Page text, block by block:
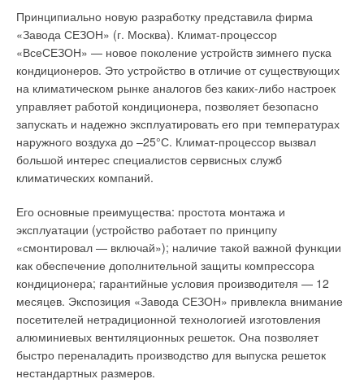
Принципиально новую разработку представила фирма
«Завода СЕЗОН» (г. Москва). Климат-процессор
«ВсеСЕЗОН» — новое поколение устройств зимнего пуска
кондиционеров. Это устройство в отличие от существующих
на климатическом рынке аналогов без каких-либо настроек
управляет работой кондиционера, позволяет безопасно
запускать и надежно эксплуатировать его при температурах
наружного воздуха до –25°С. Климат-процессор вызвал
большой интерес специалистов сервисных служб
климатических компаний.
Его основные преимущества: простота монтажа и
эксплуатации (устройство работает по принципу
«смонтировал — включай»); наличие такой важной функции
как обеспечение дополнительной защиты компрессора
кондиционера; гарантийные условия производителя — 12
месяцев. Экспозиция «Завода СЕЗОН» привлекла внимание
посетителей нетрадиционной технологией изготовления
алюминиевых вентиляционных решеток. Она позволяет
быстро переналадить производство для выпуска решеток
нестандартных размеров.
сильно охлаждается из-за подсоса холодного воздуха. Для
устранения этого явления применяют дополнительный
подогрев в нижней части, представляющий из себя
дополнительные линии кабеля в нижней части трубы.
В случае, когда водосточные трубы проходят внутри здания
через теплые помещения, сопровождающий обогрев
необходим лишь в той части трубы, которая подвержена
замерзанию (как правило, это верхняя часть от входной
воронки до теплого помещения и, может быть, выводной
патрубок на улицу в нижней части трубы). В случае, если
водосточные трубы уходят в ливневую канализацию,
сопровождающий обогрев необходим до точки промерзания
грунта в данной местности. Также может потребоваться
дополнительный обогрев ливневых колодцев и утепление их
крышек. Важным моментом является защита кабеля от
механических повреждений. На поверхности кровли в
течение зимы скапливается снег, который, подтаивая и
уплотняясь, к весне образует снежно-ледовый пласт. При
установившейся положительной температуре воздуха такой
пласт сползает целиком, представляя серьезную опасность
для кровельных конструкций и проходящих внизу людей.